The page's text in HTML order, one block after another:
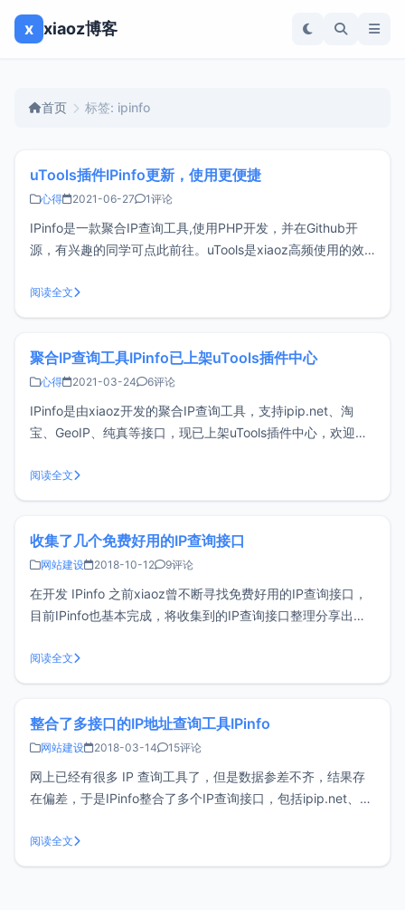
x xiaoz博客
首页 标签: ipinfo
uTools插件IPinfo更新，使用更便捷
心得 2021-06-27 1评论
IPinfo是一款聚合IP查询工具,使用PHP开发，并在Github开
源，有兴趣的同学可点此前往。uTools是xiaoz高频使用的效
都没有,于是只能自己动手编写了，以下IPinfo插件均指的是
uTools IPinfo插件。之前发布的IPin
阅读全文
聚合IP查询工具IPinfo已上架uTools插件中心
心得 2021-03-24 6评论
IPinfo是由xiaoz开发的聚合IP查询工具，支持ipip.net、淘
宝、GeoIP、纯真等接口，现已上架uTools插件中心，欢迎各
软件。通过自由选配丰富的插件，打造你得心应手的工具集
合。有兴趣的同学可参考：多功能、跨平台效率工具u
阅读全文
收集了几个免费好用的IP查询接口
网站建设 2018-10-12 9评论
在开发 IPinfo 之前xiaoz曾不断寻找免费好用的IP查询接口，
目前IPinfo也基本完成，将收集到的IP查询接口整理分享出
http://www.cz88.net/ 有提供IP数据库下载，可作为离线版本
使用，但一直没找到合适的在线查询接口，于是xi
阅读全文
整合了多接口的IP地址查询工具IPinfo
网站建设 2018-03-14 15评论
网上已经有很多 IP 查询工具了，但是数据参差不齐，结果存
在偏差，于是IPinfo整合了多个IP查询接口，包括ipip.net、淘
获取内网IP、公网IP 支持多个数据接口 支持一键查询所有IP
接口，方便数据对比 效果演示
阅读全文